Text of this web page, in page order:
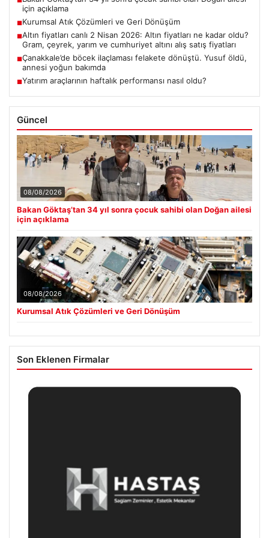
için açıklama
■Kurumsal Atık Çözümleri ve Geri Dönüşüm
■Altın fiyatları canlı 2 Nisan 2026: Altın fiyatları ne kadar oldu?
Gram, çeyrek, yarım ve cumhuriyet altını alış satış fiyatları
■Çanakkale’de böcek ilaçlaması felakete dönüştü. Yusuf öldü,
annesi yoğun bakımda
■Yatırım araçlarının haftalık performansı nasıl oldu?
Güncel
08/08/2026
Bakan Göktaş’tan 34 yıl sonra çocuk sahibi olan Doğan ailesi
için açıklama
08/08/2026
Kurumsal Atık Çözümleri ve Geri Dönüşüm
Son Eklenen Firmalar